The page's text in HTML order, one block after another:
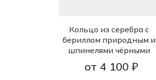
Кольцо из серебра с
бериллом природным и
шпинелями чёрными
от 4 100 ₽